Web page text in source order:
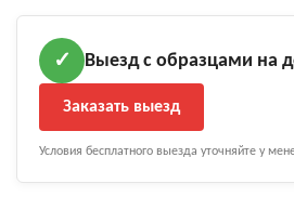
✓ Выезд с образцами на
Заказать выезд
Условия бесплатного выезда уточняйте у